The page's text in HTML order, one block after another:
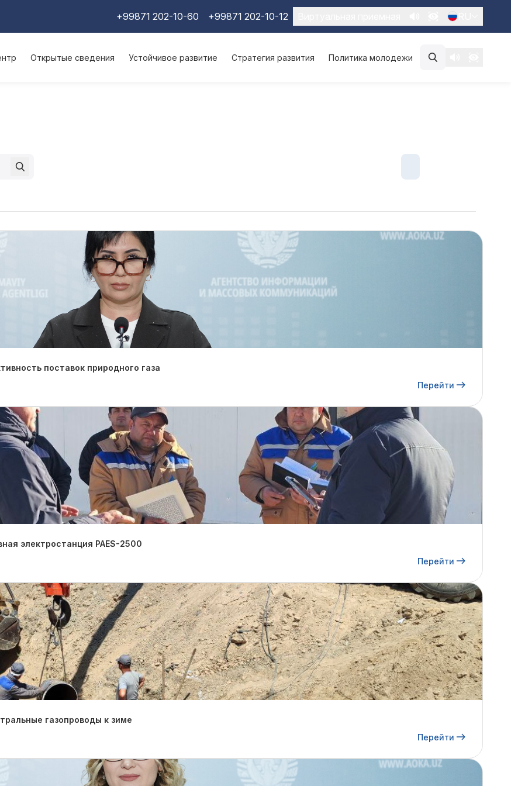
+99871 202-10-60 +99871 202-10-12
Открытые сведения Устойчивое развитие Стратегия развития Политика молодежи
поставок природного газа
Перейти
электростанция PAES-2500
Перейти
газопроводы к зиме
Перейти